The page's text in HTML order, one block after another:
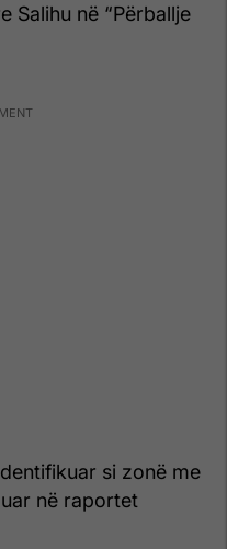
Salihu në “Përballje
si zonë me
në raportet